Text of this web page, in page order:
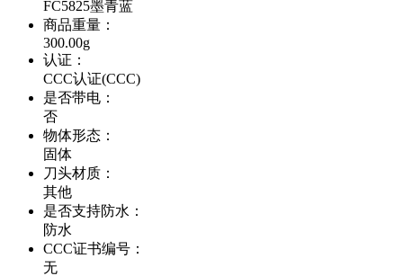
FC5825墨青蓝
商品重量 ：
300.00g
认证 ：
CCC认证(CCC)
是否带电 ：
否
物体形态 ：
固体
刀头材质 ：
其他
是否支持防水 ：
防水
CCC证书编号 ：
无